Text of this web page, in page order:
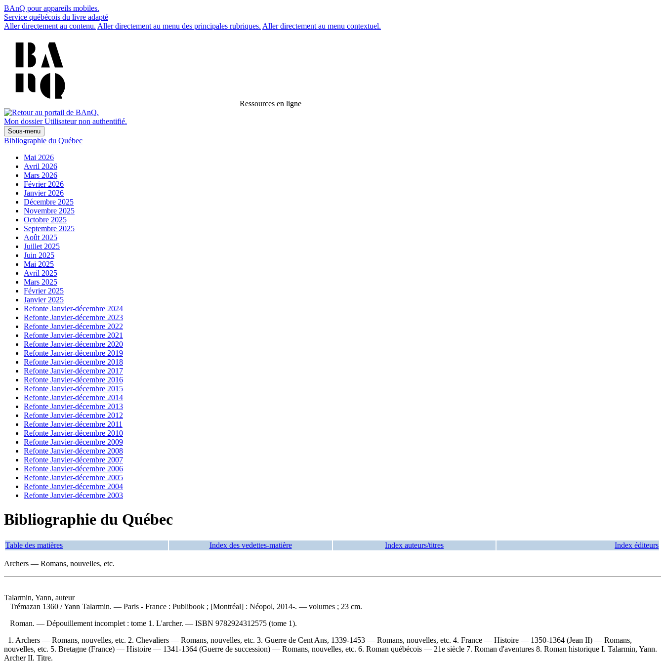
BAnQ pour appareils mobiles.
Service québécois du livre adapté
Aller directement au contenu. Aller directement au menu des principales rubriques. Aller directement au menu contextuel.
Ressources en ligne
Mon dossier Utilisateur non authentifié.
Sous-menu
Bibliographie du Québec
Mai 2026
Avril 2026
Mars 2026
Février 2026
Janvier 2026
Décembre 2025
Novembre 2025
Octobre 2025
Septembre 2025
Août 2025
Juillet 2025
Juin 2025
Mai 2025
Avril 2025
Mars 2025
Février 2025
Janvier 2025
Refonte Janvier-décembre 2024
Refonte Janvier-décembre 2023
Refonte Janvier-décembre 2022
Refonte Janvier-décembre 2021
Refonte Janvier-décembre 2020
Refonte Janvier-décembre 2019
Refonte Janvier-décembre 2018
Refonte Janvier-décembre 2017
Refonte Janvier-décembre 2016
Refonte Janvier-décembre 2015
Refonte Janvier-décembre 2014
Refonte Janvier-décembre 2013
Refonte Janvier-décembre 2012
Refonte Janvier-décembre 2011
Refonte Janvier-décembre 2010
Refonte Janvier-décembre 2009
Refonte Janvier-décembre 2008
Refonte Janvier-décembre 2007
Refonte Janvier-décembre 2006
Refonte Janvier-décembre 2005
Refonte Janvier-décembre 2004
Refonte Janvier-décembre 2003
Bibliographie du Québec
Table des matières Index des vedettes-matière Index auteurs/titres Index éditeurs
Archers — Romans, nouvelles, etc.
Talarmin, Yann, auteur
Trémazan 1360 / Yann Talarmin. — Paris - France : Publibook ; [Montréal] : Néopol, 2014-. — volumes ; 23 cm.
Roman. — Dépouillement incomplet : tome 1. L'archer. — ISBN 9782924312575 (tome 1).
1. Archers — Romans, nouvelles, etc. 2. Chevaliers — Romans, nouvelles, etc. 3. Guerre de Cent Ans, 1339-1453 — Romans, nouvelles, etc. 4. France — Histoire — 1350-1364 (Jean II) — Romans,
nouvelles, etc. 5. Bretagne (France) — Histoire — 1341-1364 (Guerre de succession) — Romans, nouvelles, etc. 6. Roman québécois — 21e siècle 7. Roman d'aventures 8. Roman historique I. Talarmin, Yann.
Archer II. Titre.